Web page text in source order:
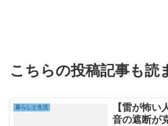
こちらの投稿記事も読
暮らしと生活
【雷が怖い
音の遮断が